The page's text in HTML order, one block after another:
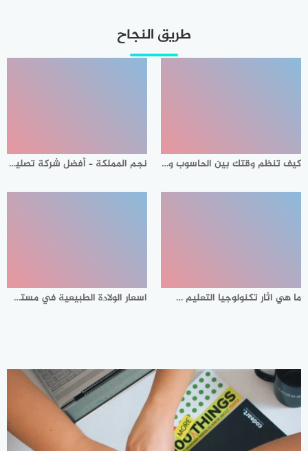
طريق النجاح
كيف تنظم وقتك بين الحاسوب والمذاكرة أثناء الدراسة ؟ نجم المملكة – أفضل شركة تصليح وصيانة وتنظيف أفران غاز وكهرباء بالرياض بأسعار مميزة وجودة مضمونة
ما هي اثار تكنولوجيا التعليم على العقل البشري؟ اسعار الولادة الطبيعية في مستشفيات جدة 2022 و اسعار الولادة القيصرية في مستشفيات جدة 2022 – مقال ترويجي